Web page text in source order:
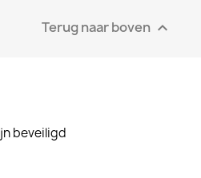
Terug naar boven 
beveiligd